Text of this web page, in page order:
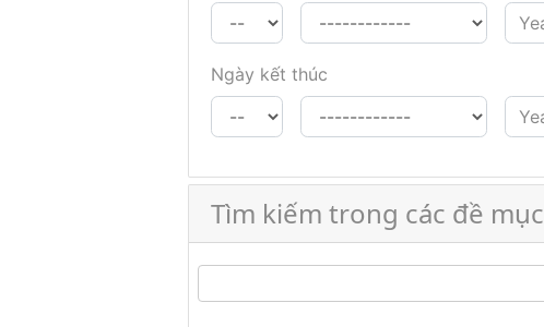
Ngày kết thúc
Tìm kiếm trong các đề mục